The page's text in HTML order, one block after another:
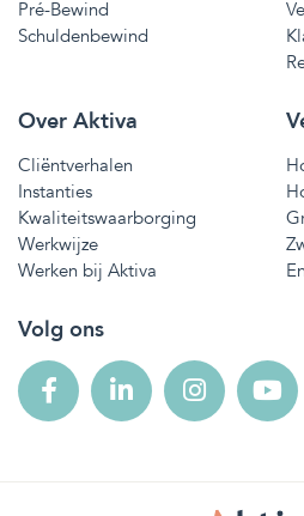
Pré-Bewind
Schuldenbewind
Over Aktiva
Cliëntverhalen
Instanties
Kwaliteitswaarborging
Werkwijze
Werken bij Aktiva
Volg ons